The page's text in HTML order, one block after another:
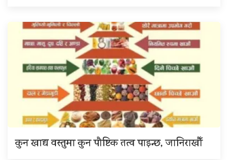
कुन खाद्य वस्तुमा कुन पौष्टिक तत्व पाइन्छ, जानिराखौँ